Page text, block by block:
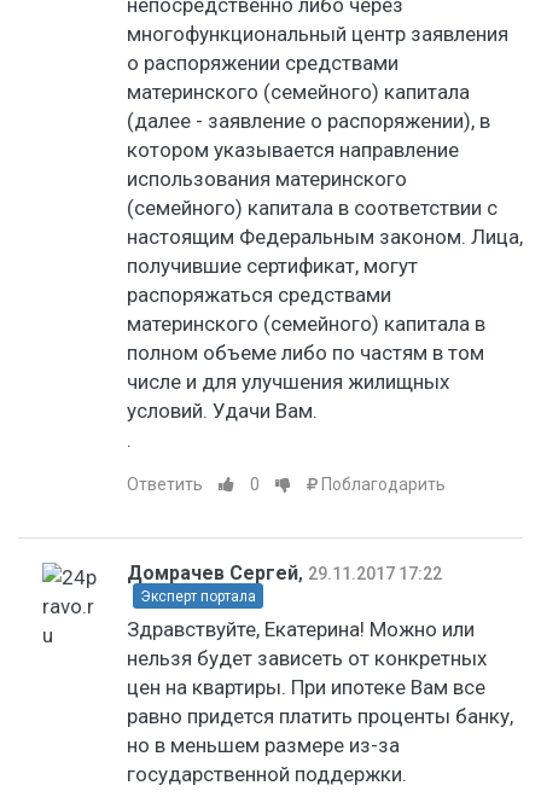
непосредственно либо через
многофункциональный центр заявления
о распоряжении средствами
материнского (семейного) капитала
(далее - заявление о распоряжении), в
котором указывается направление
использования материнского
(семейного) капитала в соответствии с
настоящим Федеральным законом. Лица,
получившие сертификат, могут
распоряжаться средствами
материнского (семейного) капитала в
полном объеме либо по частям в том
числе и для улучшения жилищных
условий. Удачи Вам.
.
Ответить 0 Поблагодарить
Домрачев Сергей, 29.11.2017 17:22
Эксперт портала
Здравствуйте, Екатерина! Можно или
нельзя будет зависеть от конкретных
цен на квартиры. При ипотеке Вам все
равно придется платить проценты банку,
но в меньшем размере из-за
государственной поддержки.